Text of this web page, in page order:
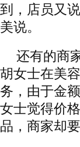
到，店员又
美说。
还有的商
胡女士在美
务，由于金
女士觉得价
品，商家却